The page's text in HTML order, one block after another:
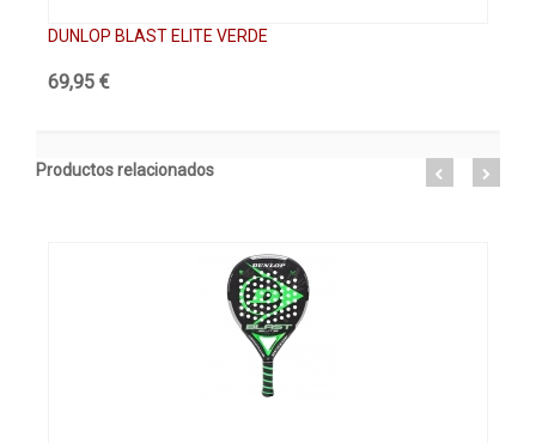
DUNLOP BLAST ELITE VERDE
69,95 €
Productos relacionados